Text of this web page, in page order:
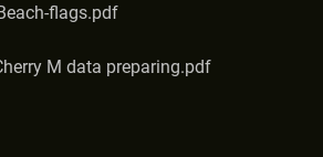
flags.pdf
M data preparing.pdf